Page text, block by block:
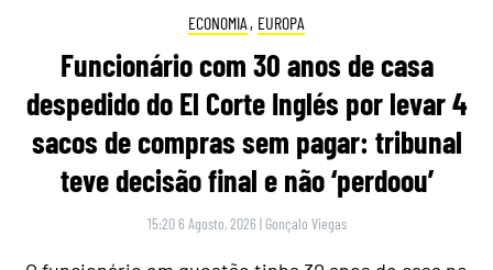
ECONOMIA , EUROPA
Funcionário com 30 anos de casa
despedido do El Corte Inglés por levar 4
sacos de compras sem pagar: tribunal
teve decisão final e não ‘perdoou’
15:20 6 Agosto, 2026 | Gonçalo Viegas